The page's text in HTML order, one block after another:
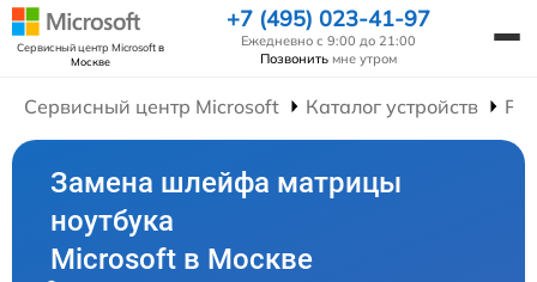
Сервисный центр Microsoftв
Москве
+7 (495) 023-41-97
Ежедневно с 9:00 до 21:00
Позвонить мне утром
Сервисный центр Microsoft Каталог устройств
Замена шлейфа матрицы
ноутбука
Microsoft в Москве